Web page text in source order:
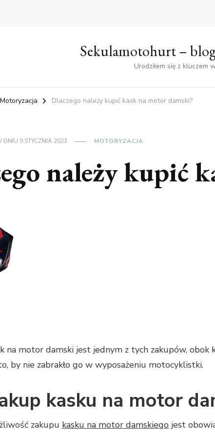
Sekulamotohurt –
Urodziłem się z kluczem
Motoryzacja Dlaczego należy kupić kask na motor damski?
DNIU 9 STYCZNIA 2023 MOTORYZACJA
należy kupić
na motor damski jest jednym z tych zakupów,
by nie zabrakło go w wyposażeniu motocyklistki.
kasku na motor
zakupu kasku na motor damskiego jest